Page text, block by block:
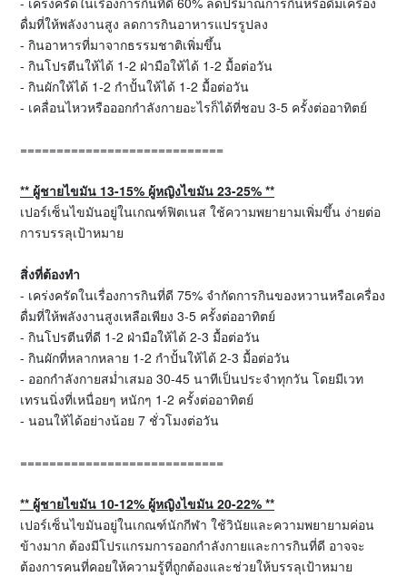
ดื่มที่ให้พลังงานสูง ลดการกินอาหารแปรรูปลง
- กินอาหารที่มาจากธรรมชาติเพิ่มขึ้น
- กินโปรตีนให้ได้ 1-2 ฝ่ามือให้ได้ 1-2 มื้อต่อวัน
- กินผักให้ได้ 1-2 กำปั้นให้ได้ 1-2 มื้อต่อวัน
- เคลื่อนไหวหรือออกกำลังกายอะไรก็ได้ที่ชอบ 3-5 ครั้งต่ออาทิตย์
============================
** ผู้ชายไขมัน 13-15% ผู้หญิงไขมัน 23-25% **
เปอร์เซ็นไขมันอยู่ในเกณฑ์ฟิตเนส ใช้ความพยายามเพิ่มขึ้น ง่ายต่อ
การบรรลุเป้าหมาย
สิ่งที่ต้องทำ
- เคร่งครัดในเรื่องการกินที่ดี 75% จำกัดการกินของหวานหรือเครื่อง
ดื่มที่ให้พลังงานสูงเหลือเพียง 3-5 ครั้งต่ออาทิตย์
- กินโปรตีนที่ดี 1-2 ฝ่ามือให้ได้ 2-3 มื้อต่อวัน
- กินผักที่หลากหลาย 1-2 กำปั้นให้ได้ 2-3 มื้อต่อวัน
- ออกกำลังกายสม่ำเสมอ 30-45 นาทีเป็นประจำทุกวัน โดยมีเวท
เทรนนิ่งที่เหนื่อยๆ หนักๆ 1-2 ครั้งต่ออาทิตย์
- นอนให้ได้อย่างน้อย 7 ชั่วโมงต่อวัน
============================
** ผู้ชายไขมัน 10-12% ผู้หญิงไขมัน 20-22% **
เปอร์เซ็นไขมันอยู่ในเกณฑ์นักกีฬา ใช้วินัยและความพยายามค่อน
ข้างมาก ต้องมีโปรแกรมการออกกำลังกายและการกินที่ดี อาจจะ
ต้องการคนที่คอยให้ความรู้ที่ถูกต้องและช่วยให้บรรลุเป้าหมาย